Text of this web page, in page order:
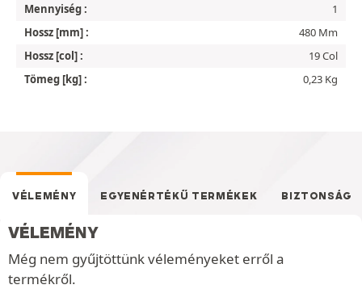
Mennyiség :
1
Hossz [mm] :
480 Mm
Hossz [col] :
19 Col
Tömeg [kg] :
0,23 Kg
VÉLEMÉNY EGYENÉRTÉKŰ TERMÉKEK BIZTONSÁG
VÉLEMÉNY
Még nem gyűjtöttünk véleményeket erről a
termékről.